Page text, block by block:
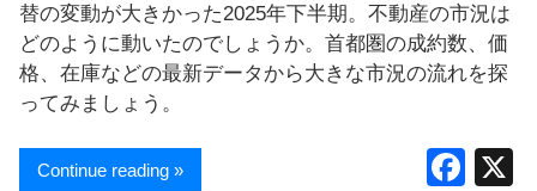
替の変動が大きかった2025年下半期。不動産の市況は
どのように動いたのでしょうか。首都圏の成約数、価
格、在庫などの最新データから大きな市況の流れを探
ってみましょう。
F
Continue reading »